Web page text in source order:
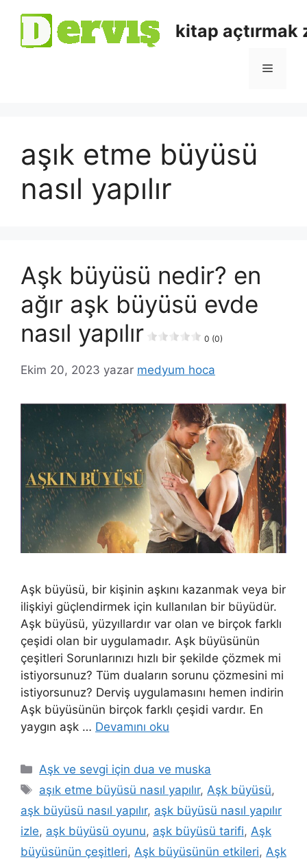
kitap açtırmak
aşık etme büyüsü
nasıl yapılır
Aşk büyüsü nedir? en
ağır aşk büyüsü evde
nasıl yapılır
0 (0)
Ekim 20, 2023 yazar medyum hoca
Aşk büyüsü, bir kişinin aşkını kazanmak veya bir
ilişkiyi güçlendirmek için kullanılan bir büyüdür.
Aşk büyüsü, yüzyıllardır var olan ve birçok farklı
çeşidi olan bir uygulamadır. Aşk büyüsünün
çeşitleri Sorunlarınızı hızlı bir şekilde çözmek mi
istiyorsunuz? Tüm duaların sorunu çözmesini mi
istiyorsunuz? Derviş uygulamasını hemen indirin
Aşk büyüsünün birçok farklı çeşidi vardır. En
yaygın aşk … Devamını oku
Aşk ve sevgi için dua ve muska
aşık etme büyüsü nasıl yapılır, Aşk büyüsü,
aşk büyüsü nasıl yapılır, aşk büyüsü nasıl yapılır
izle, aşk büyüsü oyunu, aşk büyüsü tarifi, Aşk
büyüsünün çeşitleri, Aşk büyüsünün etkileri, Aşk